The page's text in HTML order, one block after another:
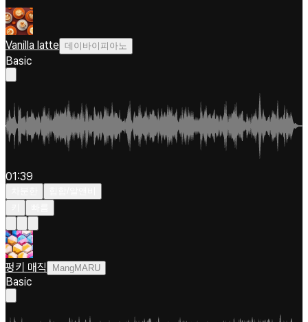
Vanilla latte 데이바이피아노
Basic
01:39
펑키 매직 MangMARU
Basic